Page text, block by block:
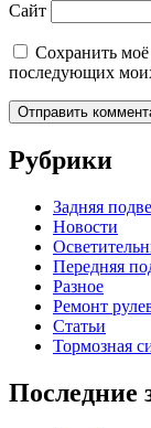
Сайт
Сохранить моё
последующих
Рубрики
Задняя
Новости
Передняя
Разное
Ремонт
Статьи
Тормозная
Последние